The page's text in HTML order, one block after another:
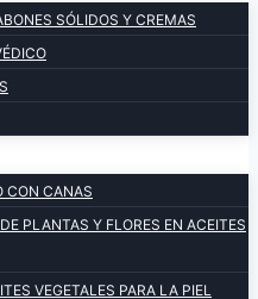
SÓLIDOS Y CREMAS
CON CANAS
PLANTAS Y FLORES EN ACEITES
VEGETALES PARA LA PIEL